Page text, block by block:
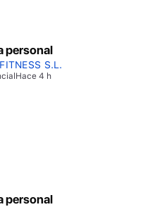
personal
S.L.
Hace 4 h
personal